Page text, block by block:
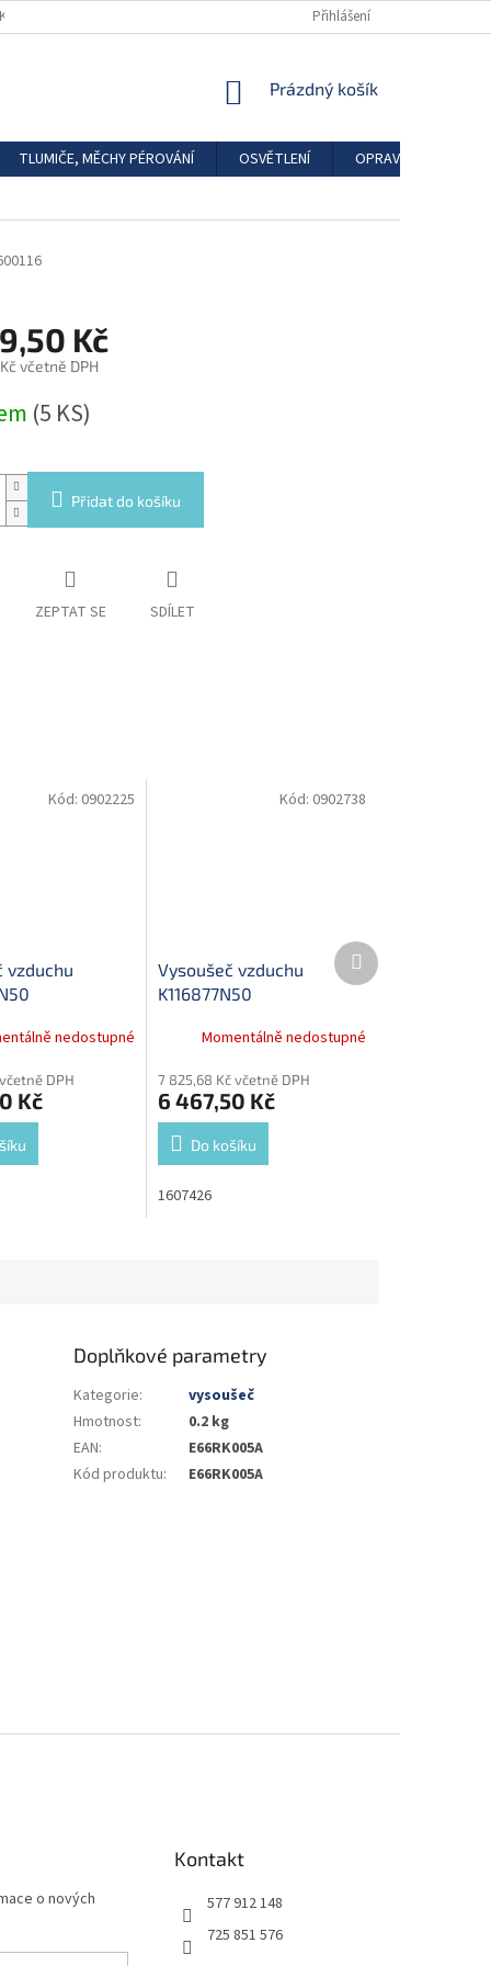
Přihlášení
NÁKUPNÍ
Prázdný košík
TLUMIČE, MĚCHY PÉROVÁNÍ OSVĚTLENÍ OPRAVÁRENSKÉ
Kč
včetně DPH
(5 KS)
Přidat do košíku
ZEPTAT SE SDÍLET
vzduchu
nedostupné
DPH
Kč
Kód: 0902225
Vysoušeč vzduchu
K116877N50
Momentálně nedostupné
7 825,68 Kč včetně DPH
6 467,50 Kč
Do košíku
1607426
Kód: 0902738
Další
produkt
Doplňkové parametry
Kategorie:
vysoušeč
Hmotnost:
0.2 kg
EAN:
E66RK005A
Kód produktu: E66RK005A
o nových
Kontakt
577 912 148
725 851 576